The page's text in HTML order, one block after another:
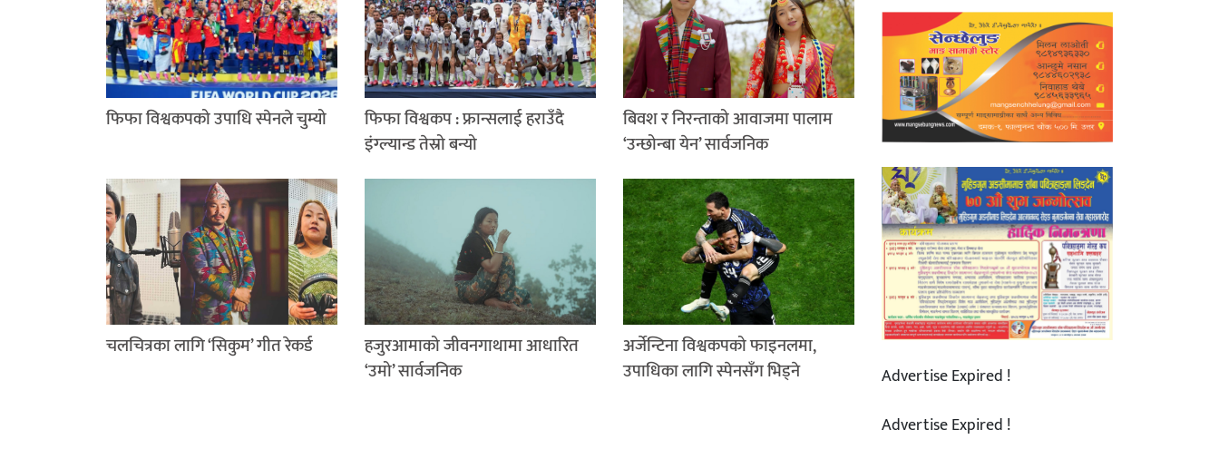
फिफा विश्वकपको उपाधि स्पेनले चुम्यो
फिफा विश्वकप : फ्रान्सलाई हराउँदै
इंग्ल्यान्ड तेस्रो बन्यो
बिवश र निरन्ताको आवाजमा पालाम
‘उन्छोन्बा येन’ सार्वजनिक
चलचित्रका लागि ‘सिकुम’ गीत रेकर्ड
हजुरआमाको जीवनगाथामा आधारित
‘उमो’ सार्वजनिक
अर्जेन्टिना विश्वकपको फाइनलमा,
उपाधिका लागि स्पेनसँग भिड्ने
Advertise Expired !
Advertise Expired !